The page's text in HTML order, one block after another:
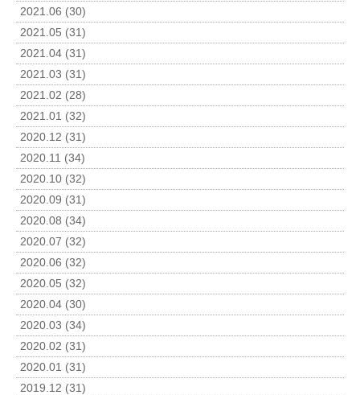
2021.06 (30)
2021.05 (31)
2021.04 (31)
2021.03 (31)
2021.02 (28)
2021.01 (32)
2020.12 (31)
2020.11 (34)
2020.10 (32)
2020.09 (31)
2020.08 (34)
2020.07 (32)
2020.06 (32)
2020.05 (32)
2020.04 (30)
2020.03 (34)
2020.02 (31)
2020.01 (31)
2019.12 (31)